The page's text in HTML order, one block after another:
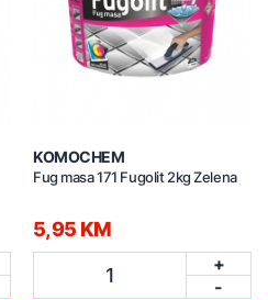
KOMOCHEM
Fug masa 171 Fugolit 2kg Zelena
5,95 KM
1
+
-